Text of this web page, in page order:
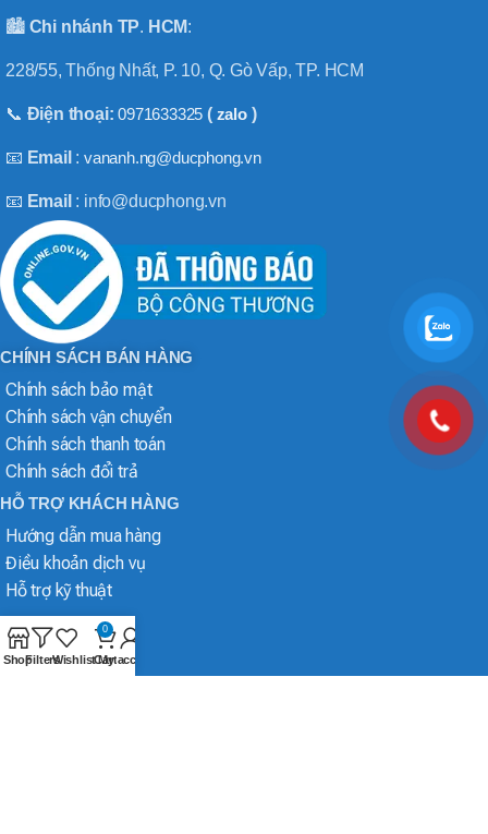
🏙️ Chi nhánh TP. HCM:
228/55, Thống Nhất, P. 10, Q. Gò Vấp, TP. HCM
📞 Điện thoại:0971633325 ( zalo)
📧 Email :vananh.ng@ducphong.vn
📧 Email : info@ducphong.vn
CHÍNH SÁCH BÁN HÀNG
Chính sách bảo mật
Chính sách vận chuyển
Chính sách thanh toán
Chính sách đổi trả
HỖ TRỢ KHÁCH HÀNG
Hướng dẫn mua hàng
Điều khoản dịch vụ
Hỗ trợ kỹ thuật
ShopFiltersWishlist
0
Cart
My account